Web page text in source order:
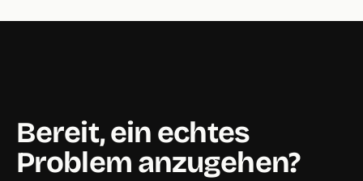
Bereit, ein echtes
Problem anzugehen?